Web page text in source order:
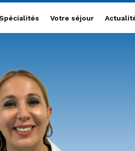
Votre séjour
Spécialités